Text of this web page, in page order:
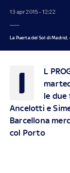
13 apr 2015 - 12:22
La Puerta del Sol di
I L
le due
Ancelotti e
Barcellona
col Porto